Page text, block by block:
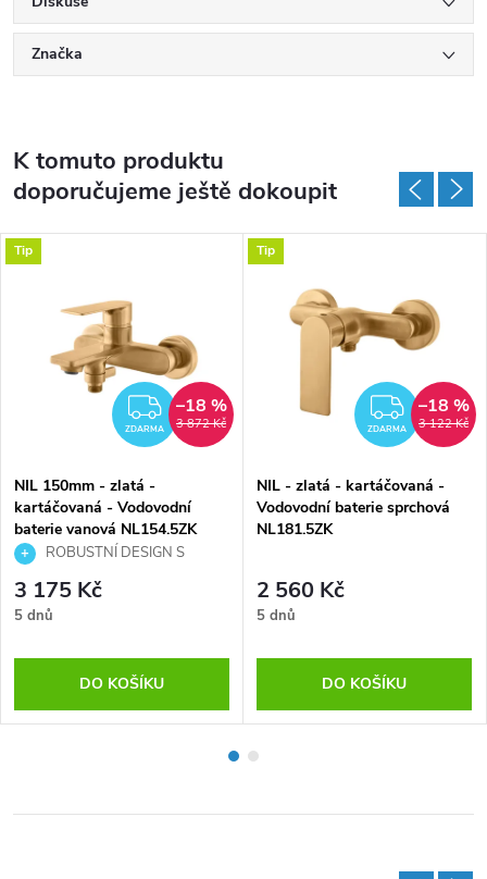
Značka
K tomuto produktu
doporučujeme ještě dokoupit
Tip
ZDARMA
ZDARMA 3 872 Kč
–18 %
NIL 150mm - zlatá -
kartáčovaná - Vodovodní
baterie vanová NL154.5ZK
ROBUSTNÍ DESIGN S
EFEKTNÍM RAMÍNKEM
3 175 Kč
5 dnů
DO KOŠÍKU
Tip
ZDARMA 3 122 Kč
–18 %
NIL - zlatá - kartáčovaná -
Vodovodní baterie sprchová
NL181.5ZK
2 560 Kč
5 dnů
DO KOŠÍKU